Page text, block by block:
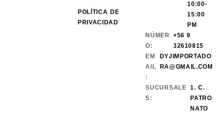
POLÍTICA DE
PRIVACIDAD
10:00-
15:00
PM
NÚMER
O:
+56 9
32610815
EM
AIL
:
DYJIMPORTADO
RA@GMAIL.COM
SUCURSALE
S:
1. C.
PATRO
NATO